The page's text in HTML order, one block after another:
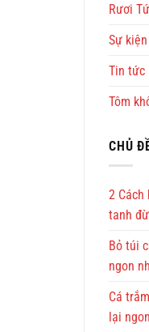
Rươi
Sự kiện
Tin tức
Tôm
CHỦ
2 Cách
tanh
Bỏ túi
ngon
Cá
lại ngon